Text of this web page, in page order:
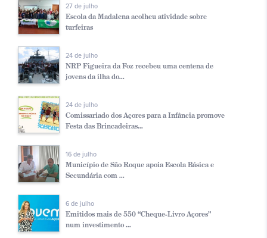
27 de julho
Escola da Madalena acolheu atividade sobre
turfeiras
24 de julho
NRP Figueira da Foz recebeu uma centena de
jovens da ilha do...
24 de julho
Comissariado dos Açores para a Infância promove
Festa das Brincadeiras...
16 de julho
Município de São Roque apoia Escola Básica e
Secundária com ...
6 de julho
Emitidos mais de 550 “Cheque-Livro Açores”
num investimento ...